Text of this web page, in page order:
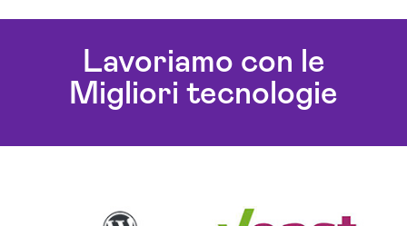
Lavoriamo con le
Migliori tecnologie